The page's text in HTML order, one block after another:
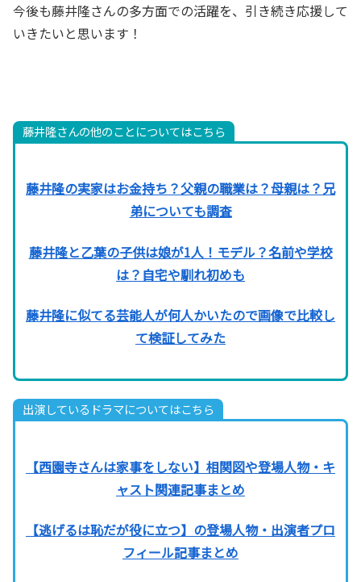
今後も藤井隆さんの多方面での活躍を、引き続き応援して
いきたいと思います！
藤井隆さんの他のことについてはこちら
藤井隆の実家はお金持ち？父親の職業は？母親は？兄
弟についても調査
藤井隆と乙葉の子供は娘が1人！モデル？名前や学校
は？自宅や馴れ初めも
藤井隆に似てる芸能人が何人かいたので画像で比較し
て検証してみた
出演しているドラマについてはこちら
【西園寺さんは家事をしない】相関図や登場人物・キ
ャスト関連記事まとめ
【逃げるは恥だが役に立つ】の登場人物・出演者プロ
フィール記事まとめ